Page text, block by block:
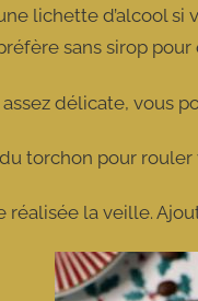
lichette d’alcool si
sans sirop
délicate, vous
du torchon pour
la veille.